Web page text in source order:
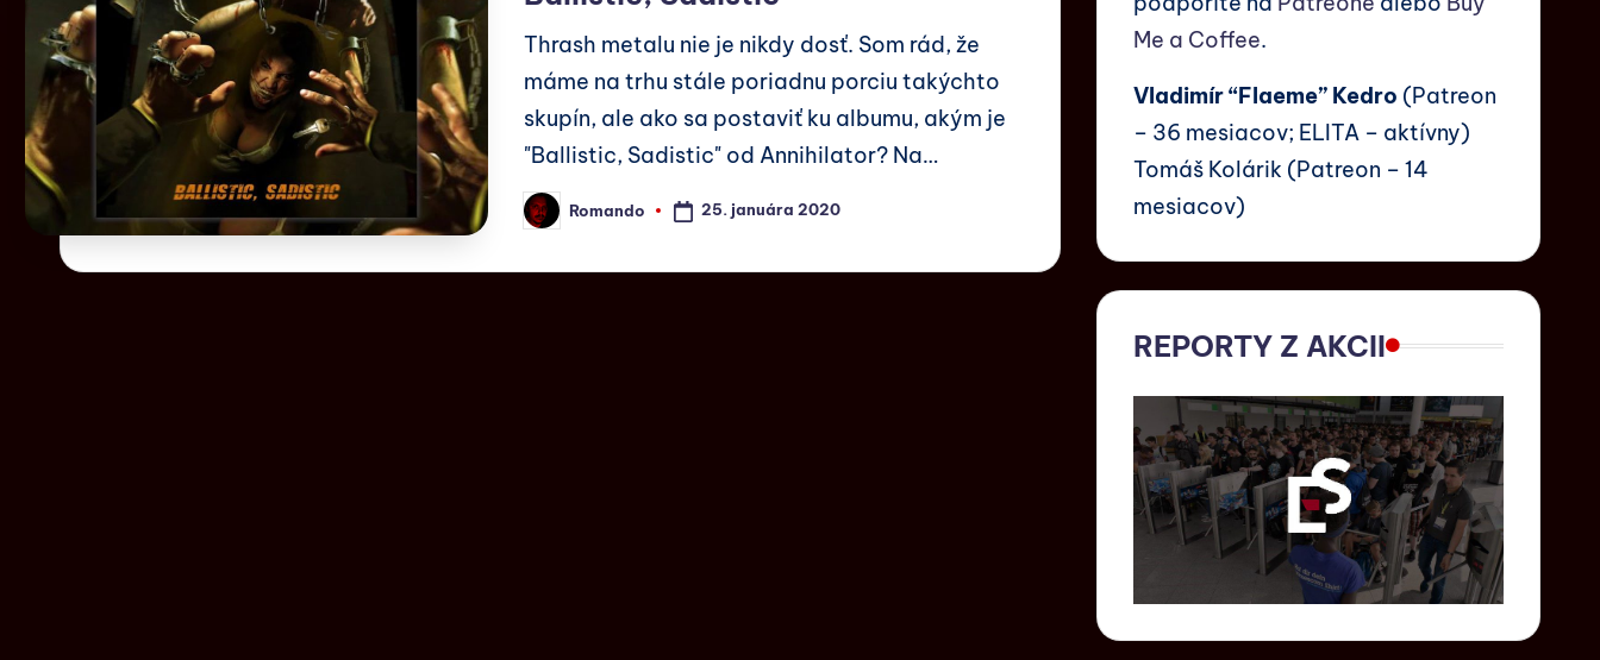
Thrash metalu nie je nikdy dosť. Som rád, že
máme na trhu stále poriadnu porciu takýchto
skupín, ale ako sa postaviť ku albumu, akým je
"Ballistic, Sadistic" od Annihilator? Na…
Romando 25. januára 2020
Me a Coffee.
Vladimír “Flaeme” Kedro (Patreon
– 36 mesiacov; ELITA – aktívny)
Tomáš Kolárik (Patreon – 14
mesiacov)
REPORTY Z AKCII